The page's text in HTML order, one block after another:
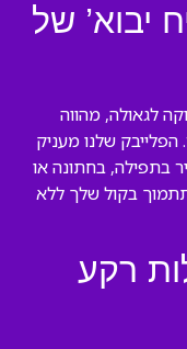
יבוא’ של
לגאולה, מהווה
שלנו מעניק
בתפילה, בחתונה או
בקול שלך ללא
רקע